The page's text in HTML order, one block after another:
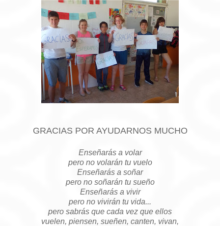
GRACIAS POR AYUDARNOS MUCHO
Enseñarás a volar
pero no volarán tu vuelo
Enseñarás a soñar
pero no soñarán tu sueño
Enseñarás a vivir
pero no vivirán tu vida...
pero sabrás que cada vez que ellos
vuelen, piensen, sueñen, canten, vivan,